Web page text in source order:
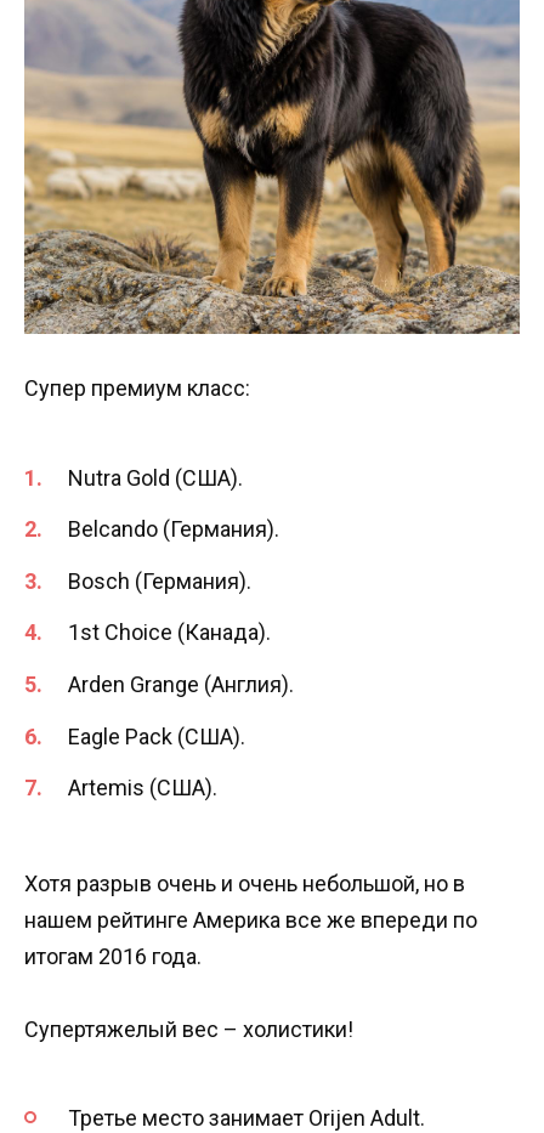
Супер премиум класс:
Nutra Gold (США).
Belcando (Германия).
Bosch (Германия).
1st Choice (Канада).
Arden Grange (Англия).
Eagle Pack (США).
Artemis (США).
Хотя разрыв очень и очень небольшой, но в
нашем рейтинге Америка все же впереди по
итогам 2016 года.
Супертяжелый вес – холистики!
Третье место занимает Orijen Adult.